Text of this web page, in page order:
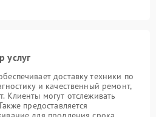
услуг
доставку техники по
и качественный ремонт,
Клиенты могут отслеживать
предоставляется